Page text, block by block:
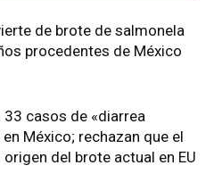
de brote de salmonela
procedentes de México
33 casos de «diarrea
México; rechazan que el
origen del brote actual en EU